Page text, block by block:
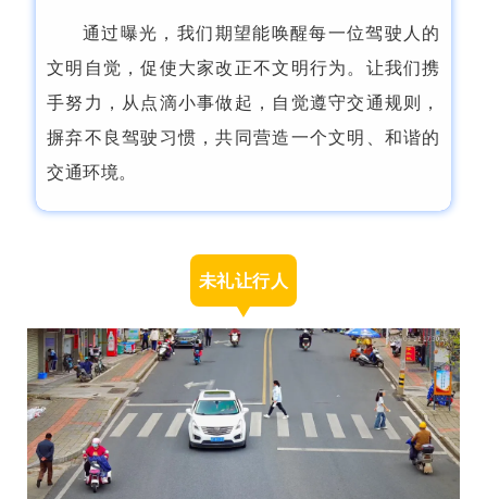
通过曝光，我们期望能唤醒每一位驾驶人的
文明自觉，促使大家改正不文明行为。让我们携
手努力，从点滴小事做起，自觉遵守交通规则，
摒弃不良驾驶习惯，共同营造一个文明、和谐的
交通环境。
未礼让行人